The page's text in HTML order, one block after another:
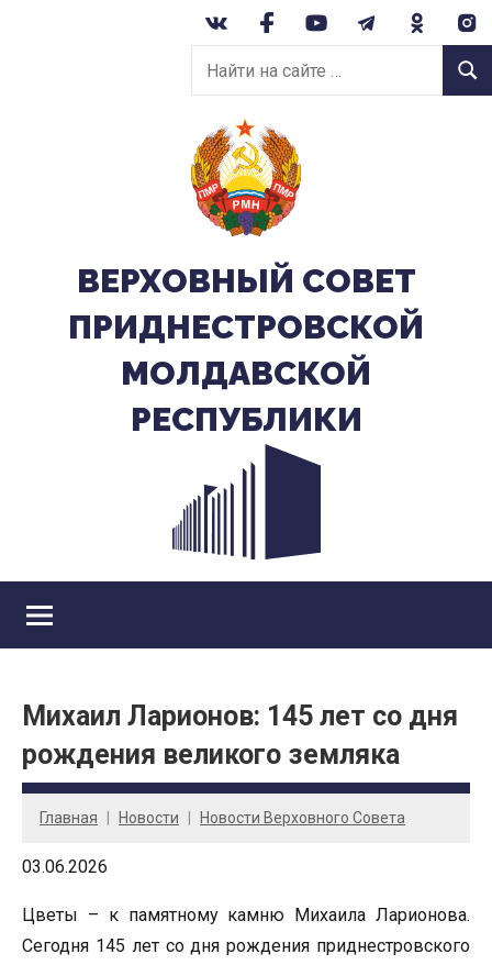
Найти
на
сайте:
ВЕРХОВНЫЙ CОВЕТ
ПРИДНЕСТРОВСКОЙ
МОЛДАВСКОЙ
РЕСПУБЛИКИ
Михаил Ларионов: 145 лет со дня
рождения великого земляка
Главная Новости Новости Верховного Совета
03.06.2026
Цветы – к памятному камню Михаила Ларионова.
Сегодня 145 лет со дня рождения приднестровского